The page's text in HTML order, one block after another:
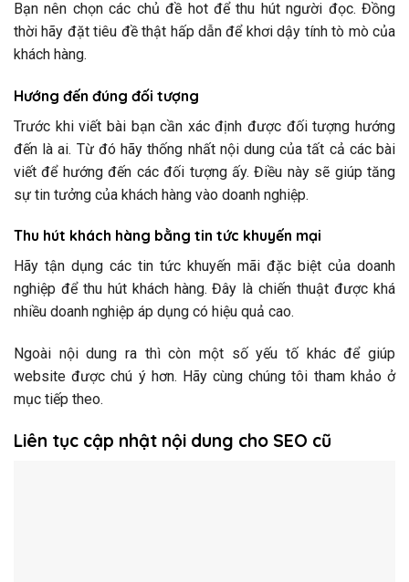
Bạn nên chọn các chủ đề hot để thu hút người đọc. Đồng
thời hãy đặt tiêu đề thật hấp dẫn để khơi dậy tính tò mò của
khách hàng.
Hướng đến đúng đối tượng
Trước khi viết bài bạn cần xác định được đối tượng hướng
đến là ai. Từ đó hãy thống nhất nội dung của tất cả các bài
viết để hướng đến các đối tượng ấy. Điều này sẽ giúp tăng
sự tin tưởng của khách hàng vào doanh nghiệp.
Thu hút khách hàng bằng tin tức khuyến mại
Hãy tận dụng các tin tức khuyến mãi đặc biệt của doanh
nghiệp để thu hút khách hàng. Đây là chiến thuật được khá
nhiều doanh nghiệp áp dụng có hiệu quả cao.
Ngoài nội dung ra thì còn một số yếu tố khác để giúp
website được chú ý hơn. Hãy cùng chúng tôi tham khảo ở
mục tiếp theo.
Liên tục cập nhật nội dung cho SEO cũ